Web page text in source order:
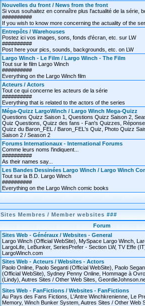
Nouvelles du front / News from the front
Si vous souhaitez en connaître plus l'actualité de la série,
##########
If you wish to know more concerning the actuality of the
Entrepôts / Warehouses
Postez ici vos images, sons, fonds d'écran, etc. sur LW
##########
Post here your pics, sounds, backgrounds, etc. on LW
Largo Winch - Le Film / Largo Winch - The Film
Tout sur le film Largo Winch
##########
Everything on the Largo Winch film
Acteurs / Actors
Tout ce qui concerne les acteurs de la série
##########
Everything that is related to the actors of the series
Méga-Quizz LargoWinch / Largo Winch Mega-Quizz
Questions Quizz Saison 1, Questions Quizz Saison 2,
Quiz Questions, Quizz des fans - Fan's Quizzes,
Quizz du Baron_FEL / Baron_FEL's Quiz, Photo Quizz
Saison 2 / Season 2
Forums Internationaux - International Forums
Comme leurs noms l'indiquent...
##########
As their names say...
Les Bandes Dessinées Largo Winch / Largo Winch
Tout sur la B.D. Largo Winch
##########
Everything on the Largo Winch comic books
Sites Membres / Member websites ###
Forum
Sites Web - Généraux / Websites - General
Largo Winch (Official WebSite), MySpace Largo Winch,
LargoLife, LeBunker, SeriesPrefer - Section LW, TV Effe
LargoWinch.com
Sites Web - Acteurs / Websites - Actors
Paolo Online, Paolo Seganti (Official WebSite), Paolo
(Official WebSite), Sydney Penny Online, Hommage à
(Lindy), Autres Sites / Other Web Sites,
Sites Web - FanFictions / Websites - FanFictions
Au Pays des Fans Fictions, L'Antre Winchkrenienne, Le
Memory, Winch Bunker System, Autres Sites / Other Web